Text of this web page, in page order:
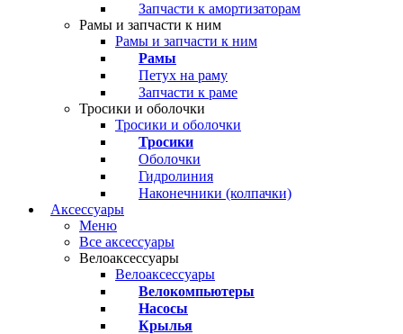
Запчасти к амортизаторам
Рамы и запчасти к ним
Рамы и запчасти к ним
Рамы
Петух на раму
Запчасти к раме
Тросики и оболочки
Тросики и оболочки
Тросики
Оболочки
Гидролиния
Наконечники (колпачки)
Аксессуары
Меню
Все аксессуары
Велоаксессуары
Велоаксессуары
Велокомпьютеры
Насосы
Крылья